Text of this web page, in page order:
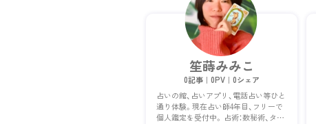
笙蒔みみこ
0記事｜0PV｜0シェア
占いの館、占いアプリ、電話占い等ひと
通り体験。現在占い師4年目、フリーで
個人鑑定を受付中。 占術：数秘術、タロ